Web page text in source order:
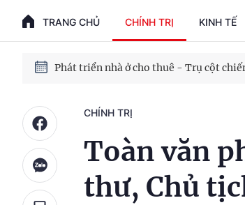
TRANG CHỦ CHÍNH TRỊ KINH TẾ
Phát triển nhà ở cho thuê - Trụ cột
CHÍNH TRỊ
Toàn văn
thư, Chủ